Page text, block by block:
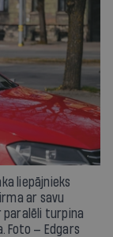
liepājnieks
ar savu
paralēli turpina
Foto — Edgars